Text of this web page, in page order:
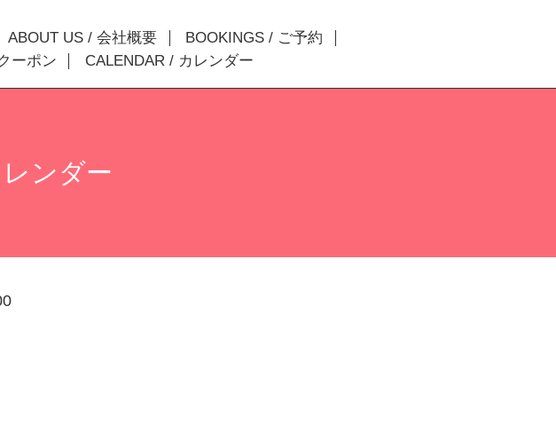
ABOUT US / 会社概要
BOOKINGS / ご予約
ーポン CALENDAR / カレンダー
ンダー